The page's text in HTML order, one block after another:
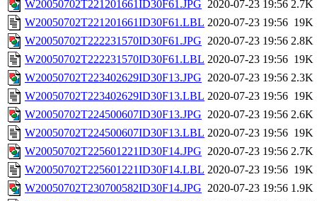
W20050702T221201661ID30F61.JPG 2020-07-23 19:56 2.7K
W20050702T221201661ID30F61.LBL 2020-07-23 19:56 19K
W20050702T222231570ID30F61.JPG 2020-07-23 19:56 2.8K
W20050702T222231570ID30F61.LBL 2020-07-23 19:56 19K
W20050702T223402629ID30F13.JPG 2020-07-23 19:56 2.3K
W20050702T223402629ID30F13.LBL 2020-07-23 19:56 19K
W20050702T224500607ID30F13.JPG 2020-07-23 19:56 2.6K
W20050702T224500607ID30F13.LBL 2020-07-23 19:56 19K
W20050702T225601221ID30F14.JPG 2020-07-23 19:56 2.7K
W20050702T225601221ID30F14.LBL 2020-07-23 19:56 19K
W20050702T230700582ID30F14.JPG 2020-07-23 19:56 1.9K